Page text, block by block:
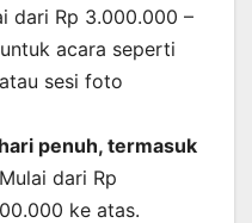
dari Rp 3.000.000 –
acara seperti
sesi foto
penuh, termasuk
Mulai dari Rp
ke atas.